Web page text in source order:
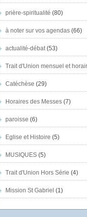
prière-spiritualité (80)
à noter sur vos agendas(66)
actualité-débat(53)
Trait d'Union mensuel et
Catéchèse (29)
Horaires des Messes(7)
paroisse (6)
Eglise et Histoire (5)
MUSIQUES(5)
Trait d'Union Hors Série (4)
Mission St Gabriel (1)